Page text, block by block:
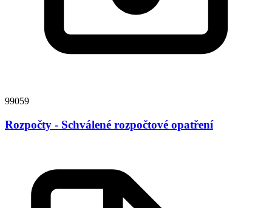
99059
Rozpočty - Schválené rozpočtové opatření